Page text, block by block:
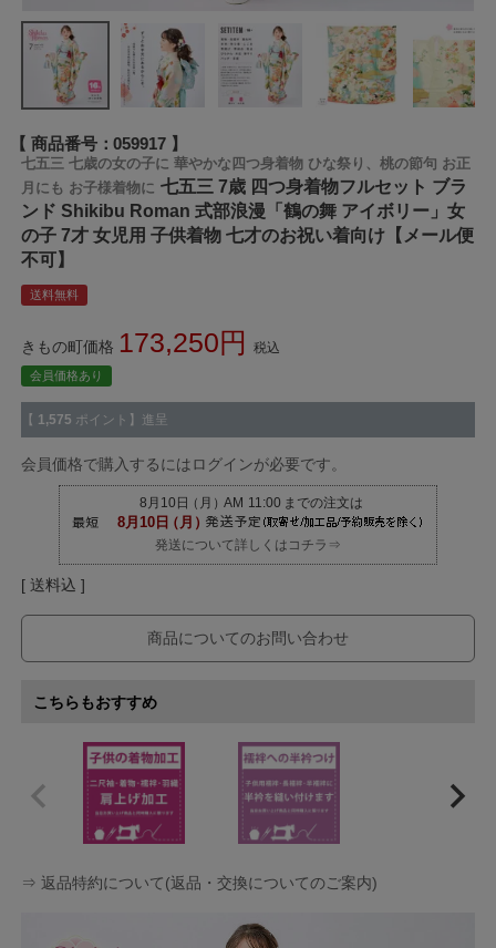
商品番号 059917
七五三 七歳の女の子に 華やかな四つ身着物 ひな祭り、桃の節句 お正
月にも お子様着物に 七五三 7歳 四つ身着物フルセット ブラ
ンド Shikibu Roman 式部浪漫「鶴の舞 アイボリー」女
の子 7才 女児用 子供着物 七才のお祝い着向け【メール便
不可】
送料無料
きもの町価格 173,250 税込
会員価格あり
【 1,575 ポイント】進呈
会員価格で購入するにはログインが必要です。
発送について詳しくはコチラ⇒
送料込
商品についてのお問い合わせ
こちらもおすすめ
⇒ 返品特約について(返品・交換についてのご案内)